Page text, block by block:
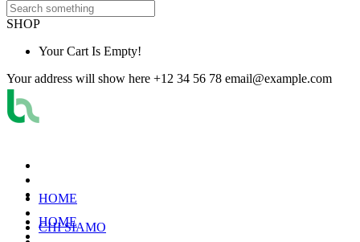
SHOP
Your Cart Is Empty!
Your address will show here +12 34 56 78 email@example.com
HOME
HOME
CHI SIAMO